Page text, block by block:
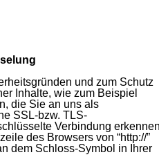
und zum Schutz
Inhalte, wie zum Beispiel
die Sie an uns als
SSL-bzw. TLS-
Verbindung
des Browsers von “http://”
dem Schloss-Symbol in Ihrer